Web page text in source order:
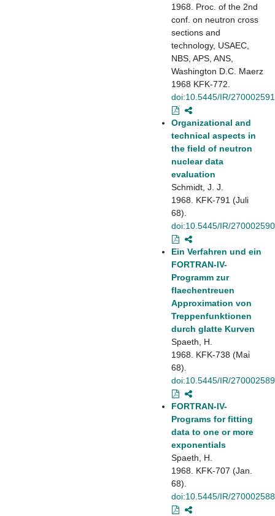
1968. Proc. of the 2nd
conf. on neutron cross
sections and
technology, USAEC,
NBS, APS, ANS,
Washington D.C. Maerz
1968 KFK-772.
doi:10.5445/IR/270002591
Organizational and
technical aspects in
the field of neutron
nuclear data
evaluation
Schmidt, J. J.
1968. KFK-791 (Juli
68).
doi:10.5445/IR/270002590
Ein Verfahren und ein
FORTRAN-IV-
Programm zur
flaechentreuen
Approximation von
Treppenfunktionen
durch glatte Kurven
Spaeth, H.
1968. KFK-738 (Mai
68).
doi:10.5445/IR/270002589
FORTRAN-IV-
Programs for fitting
data to one or more
exponentials
Spaeth, H.
1968. KFK-707 (Jan.
68).
doi:10.5445/IR/270002588